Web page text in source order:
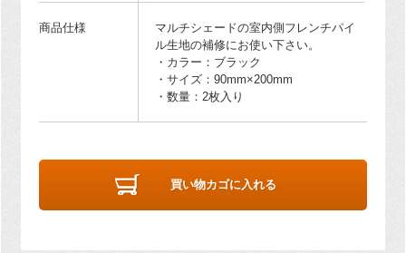
商品仕様
マルチシェードの室内側フレンチパイ
ル生地の補修にお使い下さい。
・カラー：ブラック
・サイズ：90mm×200mm
・数量：2枚入り
買い物カゴに入れる